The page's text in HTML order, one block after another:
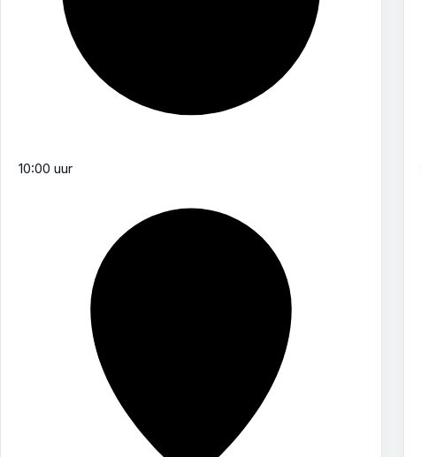
10:00 uur